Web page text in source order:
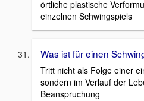
örtliche plastische
einzelnen Schwingspiels
Was ist für einen
Tritt nicht als Folge einer
sondern im Verlauf der
Beanspruchung